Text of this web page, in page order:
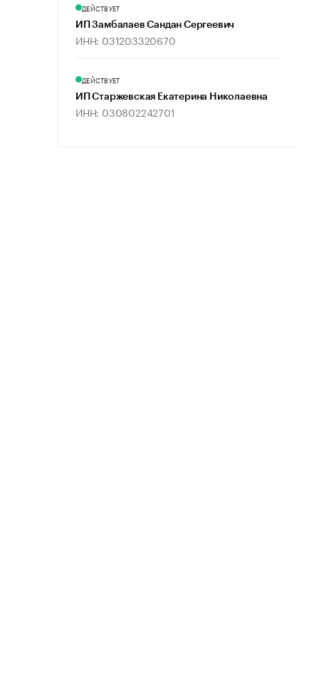
ДЕЙСТВУЕТ
ИП Замбалаев Сандан Сергеевич
ИНН: 031203320670
ДЕЙСТВУЕТ
ИП Старжевская Екатерина Николаевна
ИНН: 030802242701